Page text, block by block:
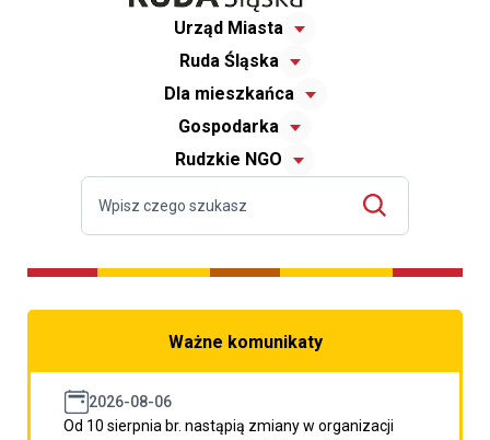
Urząd Miasta
Ruda Śląska
Dla mieszkańca
Gospodarka
Rudzkie NGO
Ważne komunikaty
2026-08-06
Od 10 sierpnia br. nastąpią zmiany w organizacji